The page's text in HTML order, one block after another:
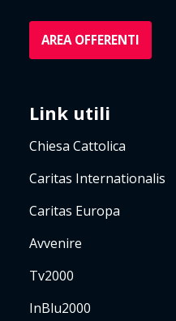
AREA OFFERENTI
Link utili
Chiesa Cattolica
Caritas Internationalis
Caritas Europa
Avvenire
Tv2000
InBlu2000